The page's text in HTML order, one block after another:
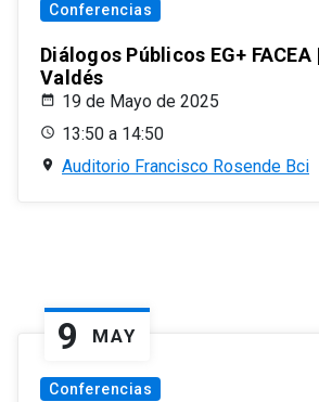
Conferencias
Diálogos Públicos EG+
Valdés
19 de Mayo de 2025
13:50 a 14:50
Auditorio Francisco Rosende Bci
9 MAY
Conferencias